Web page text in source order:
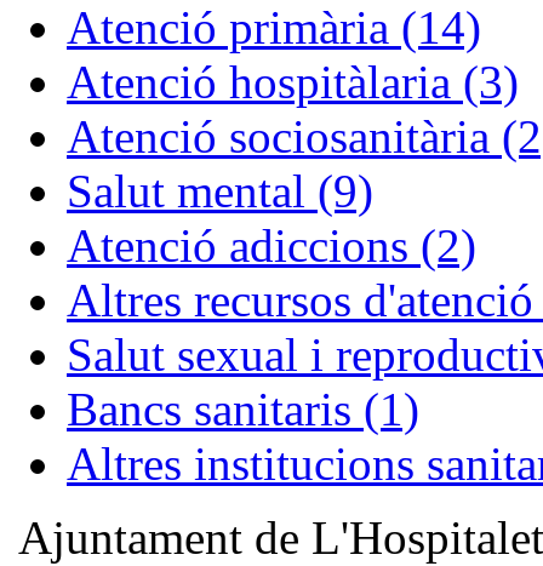
Atenció primària (14)
Atenció hospitàlaria (3)
Atenció sociosanitària
Salut mental (9)
Atenció adiccions (2)
Altres recursos
Salut sexual i
Bancs sanitaris (1)
Altres institucions
Ajuntament de L'Hospitalet